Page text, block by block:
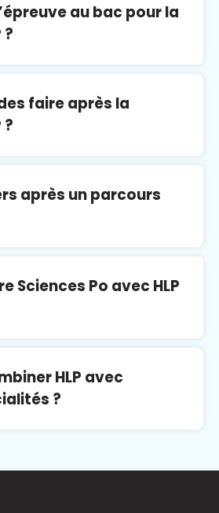
au bac pour la
faire après la
après un parcours
Sciences Po avec HLP
HLP avec
?